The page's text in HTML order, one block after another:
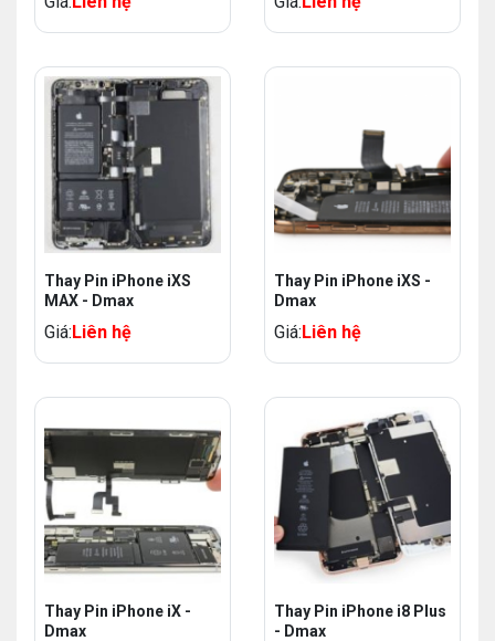
Thay Pin iPhone iXS
MAX - Dmax
Giá:Liên hệ
Thay Pin iPhone iXS -
Dmax
Giá:Liên hệ
Thay Pin iPhone iX -
Dmax
Thay Pin iPhone i8 Plus
- Dmax